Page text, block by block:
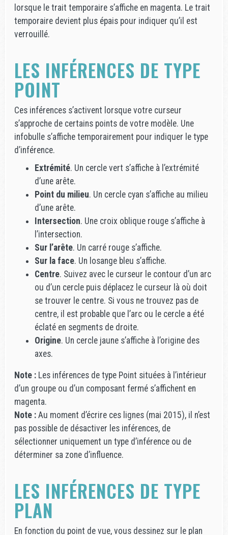
lorsque le trait temporaire s’affiche en magenta. Le trait
temporaire devient plus épais pour indiquer qu’il est
verrouillé.
LES INFÉRENCES DE TYPE
POINT
Ces inférences s’activent lorsque votre curseur
s’approche de certains points de votre modèle. Une
infobulle s’affiche temporairement pour indiquer le type
d’inférence.
Extrémité. Un cercle vert s’affiche à l’extrémité
d’une arête.
Point du milieu. Un cercle cyan s’affiche au milieu
d’une arête.
Intersection. Une croix oblique rouge s’affiche à
l’intersection.
Sur l’arête. Un carré rouge s’affiche.
Sur la face. Un losange bleu s’affiche.
Centre. Suivez avec le curseur le contour d’un arc
ou d’un cercle puis déplacez le curseur là où doit
se trouver le centre. Si vous ne trouvez pas de
centre, il est probable que l’arc ou le cercle a été
éclaté en segments de droite.
Origine. Un cercle jaune s’affiche à l’origine des
axes.
Note : Les inférences de type Point situées à l’intérieur
d’un groupe ou d’un composant fermé s’affichent en
magenta.
Note : Au moment d’écrire ces lignes (mai 2015), il n’est
pas possible de désactiver les inférences, de
sélectionner uniquement un type d’inférence ou de
déterminer sa zone d’influence.
LES INFÉRENCES DE TYPE
PLAN
En fonction du point de vue, vous dessinez sur le plan